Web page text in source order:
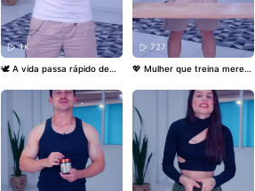
1K
🕊️ A vida passa rápido dema
a. Cuidar da mente também
é viver bem 💛 🛒 www.mer
cadonutrilife.com.br
Mental
#VocêImporta
rBem #Respire #Calma
727
💖 Mulher que treina merec
Woman dá foco, disposição
e ainda cuida da pele, cabel
o e unhas ✨ 🌸 Aproveite a
Promo Outubro Rosa! 👉 ww
w.mercadonutrilife.com.br
C4Woman
#EnergiaFeminina
#PromoOutubroRosa
#Cuide
se
#lojadesuplementos